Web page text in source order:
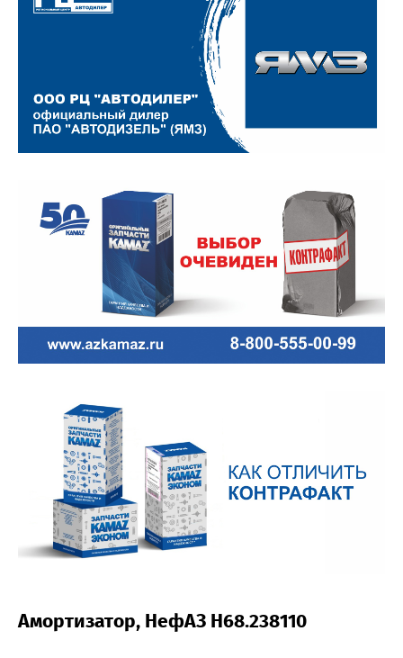
Амортизатор, НефАЗ H68.238110